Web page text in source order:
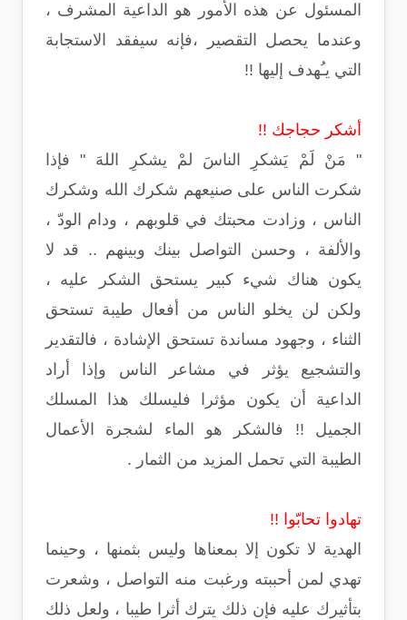
المسئول عن هذه الأمور هو الداعية المشرف ،
وعندما يحصل التقصير ،فإنه سيفقد الاستجابة
التي يـُهدف إليها !!
أشكر حجاجك !!
" مَنْ لَمْ يَشكرِ الناسَ لمْ يشكرِ اللهَ " فإذا
شكرت الناس على صنيعهم شكرك الله وشكرك
الناس ، وزادت محبتك في قلوبهم ، ودام الودّ ،
والألفة ، وحسن التواصل بينك وبينهم .. قد لا
يكون هناك شيء كبير يستحق الشكر عليه ،
ولكن لن يخلو الناس من أفعال طيبة تستحق
الثناء ، وجهود مساندة تستحق الإشادة ، فالتقدير
والتشجيع يؤثر في مشاعر الناس وإذا أراد
الداعية أن يكون مؤثرا فليسلك هذا المسلك
الجميل !! فالشكر هو الماء لشجرة الأعمال
الطيبة التي تحمل المزيد من الثمار .
تهادوا تحابّوا !!
الهدية لا تكون إلا بمعناها وليس بثمنها ، وحينما
تهدي لمن أحببته ورغبت منه التواصل ، وشعرت
بتأثيرك عليه فإن ذلك يترك أثرا طيبا ، ولعل ذلك